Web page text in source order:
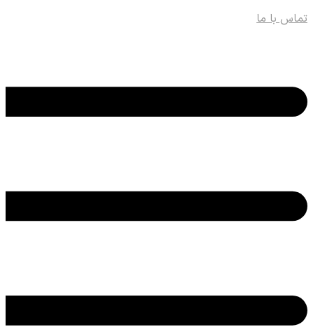
تماس با ما